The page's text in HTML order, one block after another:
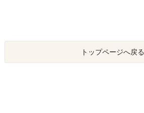
トップページへ戻る